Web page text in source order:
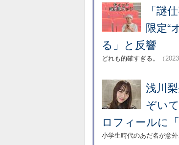
「謎
限定“
る」と反響
どれも的確すぎる。 （
浅川
ぞい
ロフィールに
小学生時代のあだ名が意